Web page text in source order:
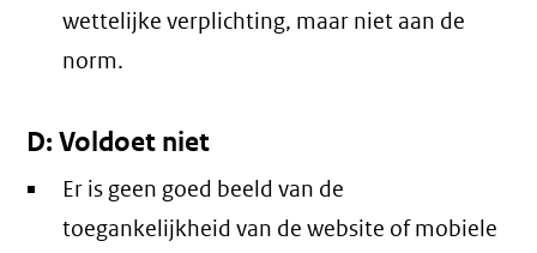
wettelijke verplichting, maar niet aan de
norm.
D: Voldoet niet
Er is geen goed beeld van de
toegankelijkheid van de website of mobiele